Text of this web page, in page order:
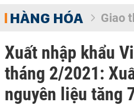
HÀNG HÓA Giao
Xuất nhập khẩu
tháng 2/2021:
nguyên liệu tăng